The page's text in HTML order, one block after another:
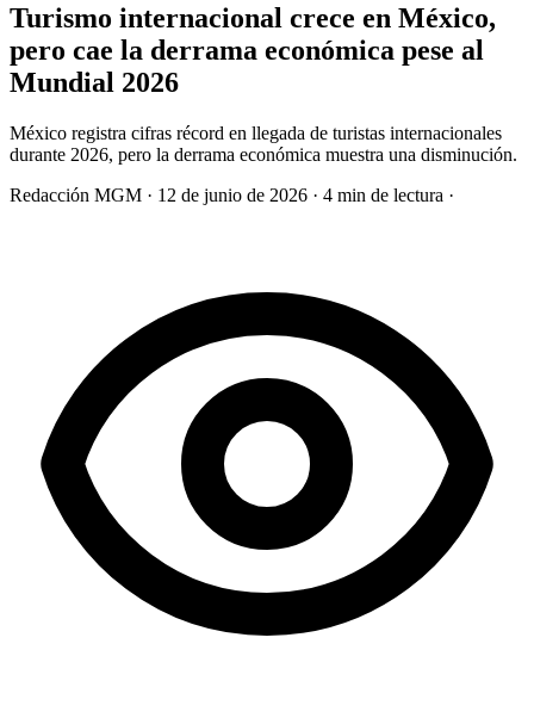
Turismo internacional crece en México,
pero cae la derrama económica pese al
Mundial 2026
México registra cifras récord en llegada de turistas internacionales
durante 2026, pero la derrama económica muestra una disminución.
Redacción MGM · 12 de junio de 2026 · 4 min de lectura ·